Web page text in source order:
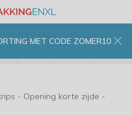
MET CODE ZOMER10
- Opening korte zijde -